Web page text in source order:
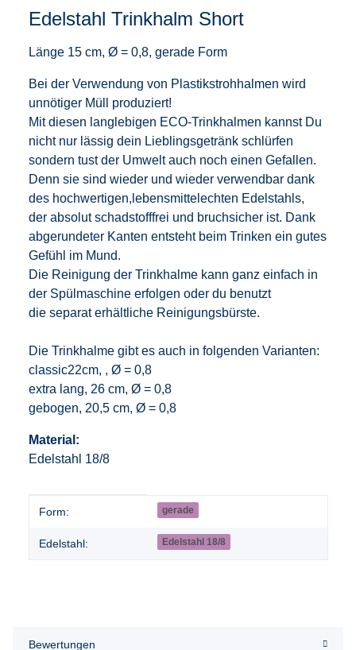
Edelstahl Trinkhalm Short
Länge 15 cm, Ø = 0,8, gerade Form
Bei der Verwendung von Plastikstrohhalmen wird
unnötiger Müll produziert!
Mit diesen langlebigen ECO-Trinkhalmen kannst Du
nicht nur lässig dein Lieblingsgetränk schlürfen
sondern tust der Umwelt auch noch einen Gefallen.
Denn sie sind wieder und wieder verwendbar dank
des hochwertigen,lebensmittelechten Edelstahls,
der absolut schadstofffrei und bruchsicher ist. Dank
abgerundeter Kanten entsteht beim Trinken ein gutes
Gefühl im Mund.
Die Reinigung der Trinkhalme kann ganz einfach in
der Spülmaschine erfolgen oder du benutzt
die separat erhältliche Reinigungsbürste.
Die Trinkhalme gibt es auch in folgenden Varianten:
classic22cm, , Ø = 0,8
extra lang, 26 cm, Ø = 0,8
gebogen, 20,5 cm, Ø = 0,8
Material:
Edelstahl 18/8
Produkteigenschaft
Wert
Form: gerade
Edelstahl: Edelstahl 18/8
Bewertungen